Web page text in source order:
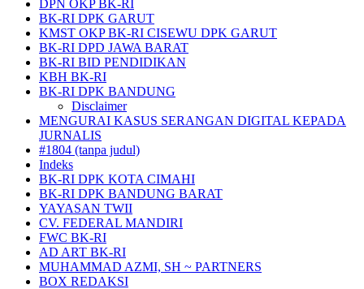
DPN OKP BK-RI
BK-RI DPK GARUT
KMST OKP BK-RI CISEWU DPK GARUT
BK-RI DPD JAWA BARAT
BK-RI BID PENDIDIKAN
KBH BK-RI
BK-RI DPK BANDUNG
Disclaimer
MENGURAI KASUS SERANGAN DIGITAL KEPADA
JURNALIS
#1804 (tanpa judul)
Indeks
BK-RI DPK KOTA CIMAHI
BK-RI DPK BANDUNG BARAT
YAYASAN TWII
CV. FEDERAL MANDIRI
FWC BK-RI
AD ART BK-RI
MUHAMMAD AZMI, SH ~ PARTNERS
BOX REDAKSI